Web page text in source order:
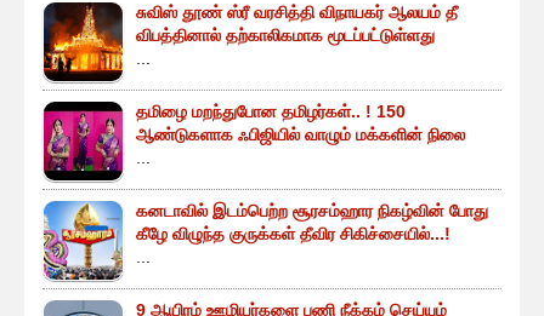
சுவிஸ் தூண் ஸ்ரீ வரசித்தி விநாயகர் ஆலயம் தீ
விபத்தினால் தற்காலிகமாக மூடப்பட்டுள்ளது
தமிழை மறந்துபோன தமிழர்கள்.. ! 150
ஆண்டுகளாக ஃபிஜியில் வாழும் மக்களின் நிலை
கனடாவில் இடம்பெற்ற சூரசம்ஹார நிகழ்வின் போது
கீழே விழுந்த குருக்கள் தீவிர சிகிச்சையில்...!
9 ஆயிரம் ஊழியர்களை பணி நீக்கம் செய்யும்